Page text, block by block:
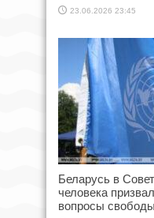
23.06.2026 23:45
Беларусь в
человека
вопросы